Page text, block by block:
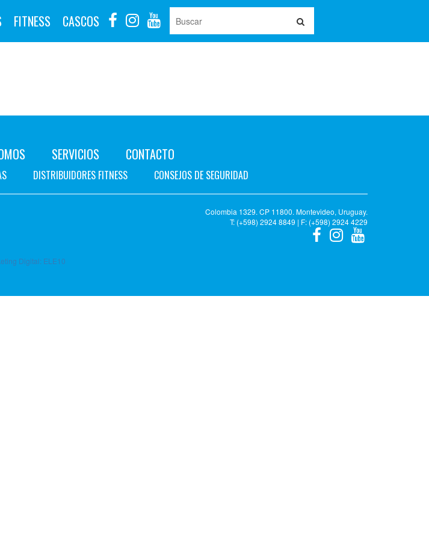
FITNESS CASCOS
SERVICIOS CONTACTO
DISTRIBUIDORES FITNESS CONSEJOS DE SEGURIDAD
Colombia 1329. CP 11800. Montevideo, Uruguay.
T: (+598) 2924 8849 | F: (+598) 2924 4229
Digital: ELE10